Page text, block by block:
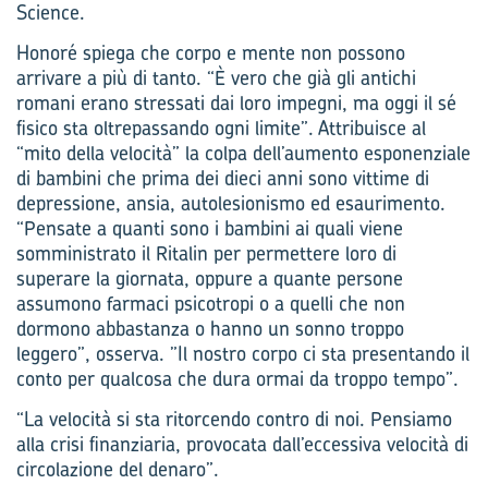
Science.
Honoré spiega che corpo e mente non possono
arrivare a più di tanto. “È vero che già gli antichi
romani erano stressati dai loro impegni, ma oggi il sé
fisico sta oltrepassando ogni limite”. Attribuisce al
“mito della velocità” la colpa dell’aumento esponenziale
di bambini che prima dei dieci anni sono vittime di
depressione, ansia, autolesionismo ed esaurimento.
“Pensate a quanti sono i bambini ai quali viene
somministrato il Ritalin per permettere loro di
superare la giornata, oppure a quante persone
assumono farmaci psicotropi o a quelli che non
dormono abbastanza o hanno un sonno troppo
leggero”, osserva. ”Il nostro corpo ci sta presentando il
conto per qualcosa che dura ormai da troppo tempo”.
“La velocità si sta ritorcendo contro di noi. Pensiamo
alla crisi finanziaria, provocata dall’eccessiva velocità di
circolazione del denaro”.